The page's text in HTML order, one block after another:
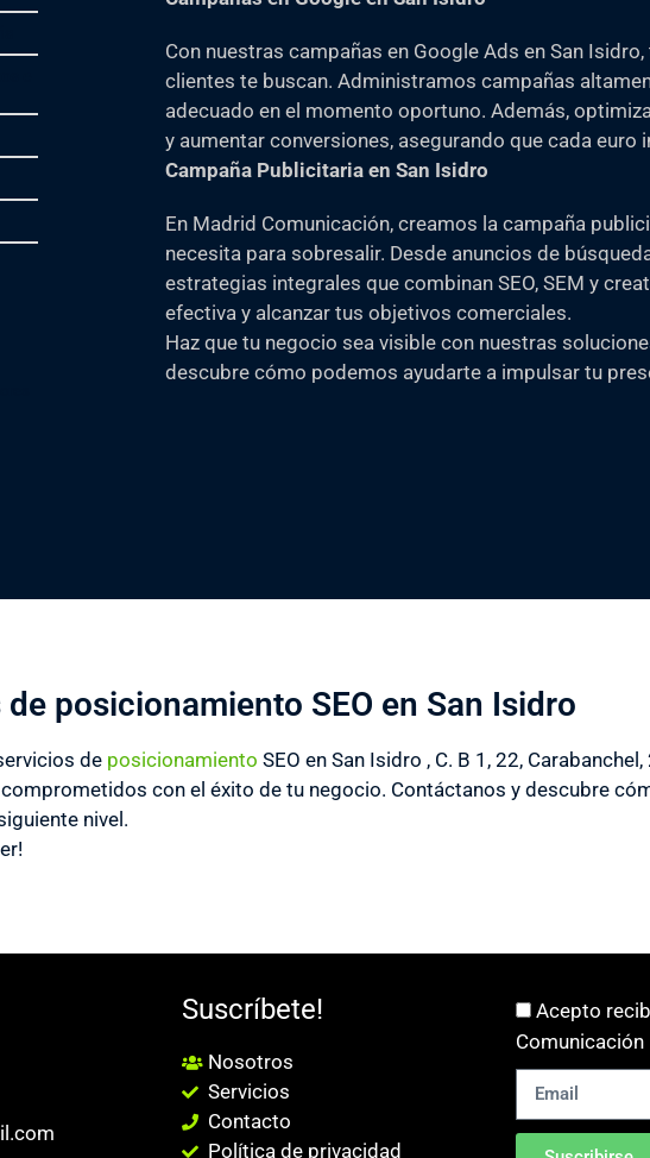
Con nuestras campañas en Google Ads en San
clientes te buscan. Administramos campañas
adecuado en el momento oportuno. Además,
y aumentar conversiones, asegurando que cada euro
Campaña Publicitaria en San Isidro
En Madrid Comunicación, creamos la campaña
necesita para sobresalir. Desde anuncios de
estrategias integrales que combinan SEO, SEM y
efectiva y alcanzar tus objetivos comerciales.
Haz que tu negocio sea visible con nuestras
descubre cómo podemos ayudarte a impulsar tu
posicionamiento SEO en San Isidro
de posicionamiento SEO en San Isidro , C. B 1, 22,
con el éxito de tu negocio. Contáctanos y descubre
nivel.
Suscríbete!
Nosotros
Servicios
Contacto
Política de privacidad
Acepto
Comunicación